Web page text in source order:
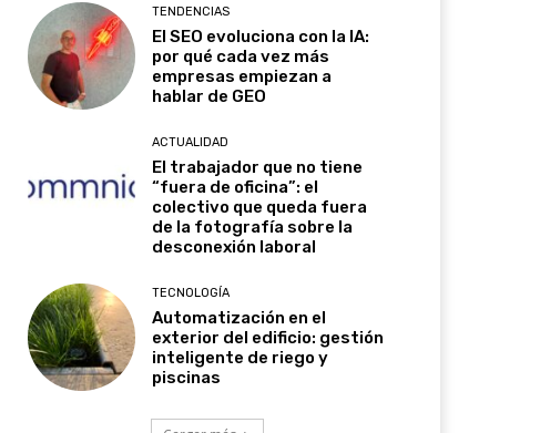
TENDENCIAS
El SEO evoluciona con la IA:
por qué cada vez más
empresas empiezan a
hablar de GEO
ACTUALIDAD
El trabajador que no tiene
“fuera de oficina”: el
colectivo que queda fuera
de la fotografía sobre la
desconexión laboral
TECNOLOGÍA
Automatización en el
exterior del edificio: gestión
inteligente de riego y
piscinas